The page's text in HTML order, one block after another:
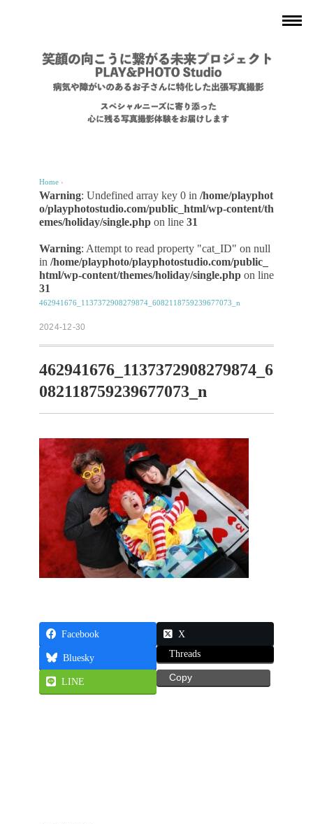
Home ›
Warning: Undefined array key 0 in /home/playphot
o/playphotostudio.com/public_html/wp-content/th
emes/holiday/single.php on line 31
Warning: Attempt to read property "cat_ID" on null
in /home/playphoto/playphotostudio.com/public_
html/wp-content/themes/holiday/single.php on line
31
462941676_1137372908279874_6082118759239677073_n
2024-12-30
462941676_1137372908279874_6
082118759239677073_n
Facebook X
Bluesky Threads
LINE Copy